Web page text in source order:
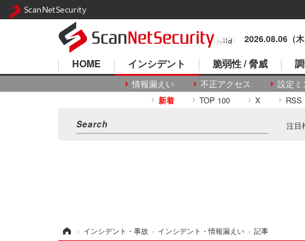
2026.08.06（木
HOME インシデント
情報漏えい 不正アクセス 設定ミ
脆弱性 / 脅威
新着 TOP 100 X RSS
注目
› インシデント・事故 › インシデント・情報漏えい › 記事
ScanNetSecurity